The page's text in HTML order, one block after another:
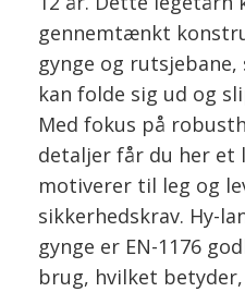
gennemtænkt
gynge og
kan folde sig ud og
Med fokus på
detaljer får du her et
motiverer til leg og
sikkerhedskrav. Hy-
gynge er EN-1176
brug, hvilket